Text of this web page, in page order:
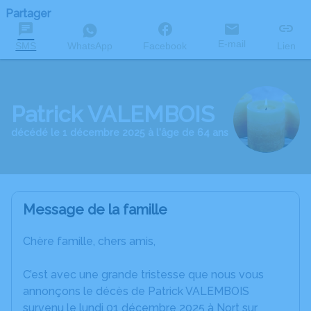
Partager
SMS WhatsApp Facebook E-mail Lien
Patrick VALEMBOIS
décédé le 1 décembre 2025 à l'âge de 64 ans
Message de la famille
Chère famille, chers amis,
C’est avec une grande tristesse que nous vous
annonçons le décès de Patrick VALEMBOIS
survenu le lundi 01 décembre 2025 à Nort sur